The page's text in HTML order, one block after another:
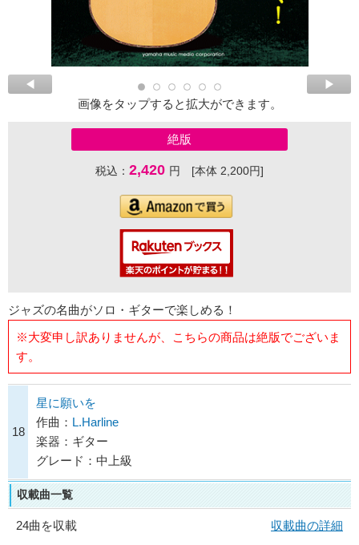
画像をタップすると拡大ができます。
絶版
税込： 2,420 円 [本体 2,200円]
ジャズの名曲がソロ・ギターで楽しめる！
※大変申し訳ありませんが、こちらの商品は絶版でございま
す。
18
星に願いを
作曲： L.Harline
楽器：ギター
グレード：中上級
収載曲一覧
24曲を収載
収載曲の詳細